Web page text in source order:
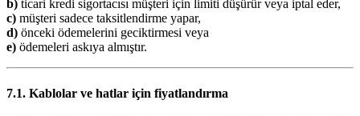
b) ticari kredi sigortacısı müşteri için limiti düşürür veya iptal eder,
c) müşteri sadece taksitlendirme yapar,
d) önceki ödemelerini geciktirmesi veya
e) ödemeleri askıya almıştır.
7.1. Kablolar ve hatlar için fiyatlandırma